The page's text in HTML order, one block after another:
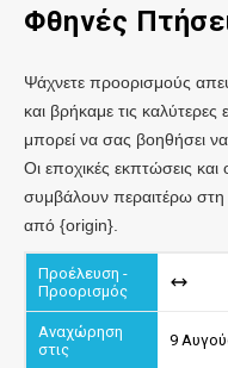
Φθηνές
Ψάχνετε προορισμούς
και βρήκαμε τις
μπορεί να σας βοηθήσει να
Οι εποχικές εκπτώσεις
συμβάλουν περαιτέρω
από {origin}.
9